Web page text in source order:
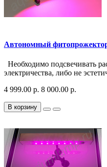
Автономный
Необходимо подсвечивать
электричества, либо не
4 999.00 р. 8 000.00 р.
В корзину